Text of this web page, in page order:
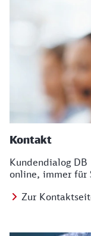
Kontakt
Kundendialog
online, immer für
Zur